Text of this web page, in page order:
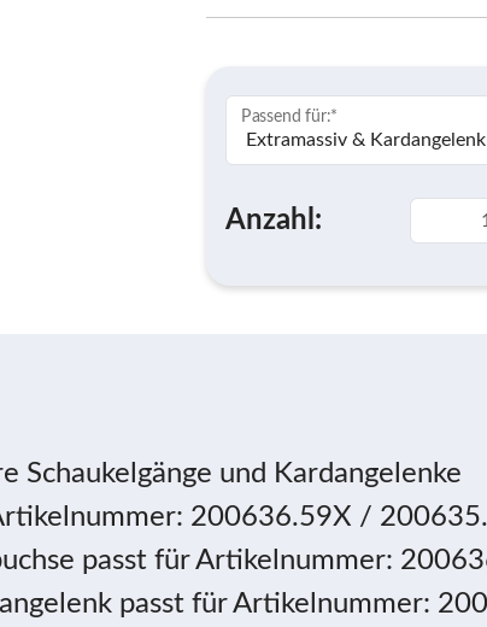
Passend für:*
Anzahl:
Schaukelgänge und Kardangelenke
200636.59X /
passt für Artikelnummer:
passt für Artikelnummer: